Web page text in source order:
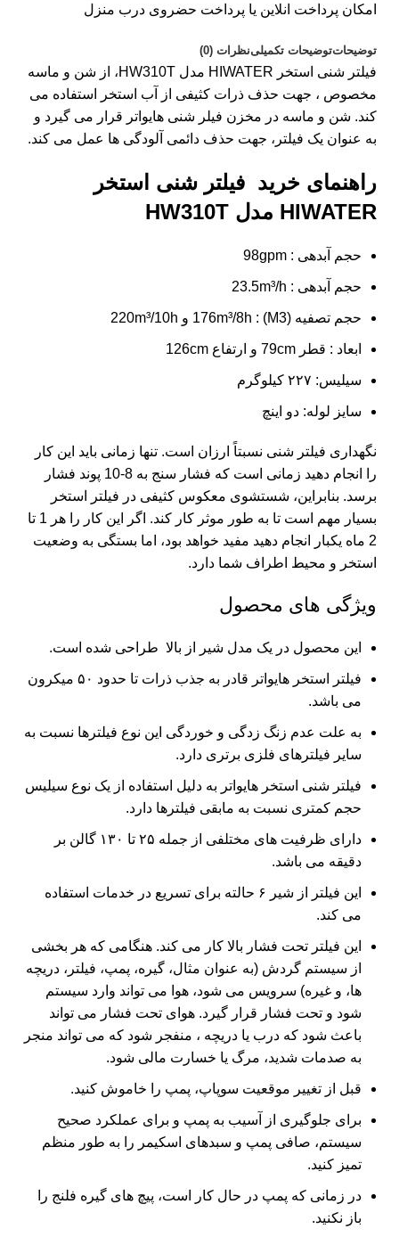
امکان پرداخت انلاین یا پرداخت حضروی درب منزل
توضیحاتتوضیحات تکمیلینظرات (0)
فیلتر شنی استخر HIWATER مدل HW310T، از شن و ماسه
مخصوص ، جهت حذف ذرات کثیفی از آب استخر استفاده می
کند. شن و ماسه در مخزن فیلر شنی هایواتر قرار می گیرد و
به عنوان یک فیلتر، جهت حذف دائمی آلودگی ها عمل می کند.
راهنمای خرید فیلتر شنی استخر
HIWATER مدل HW310T
حجم آبدهی : 98gpm
حجم آبدهی : 23.5m³/h
حجم تصفیه (M3) : 176m³/8h و 220m³/10h
ابعاد : قطر 79cm و ارتفاع 126cm
سیلیس: ۲۲۷ کیلوگرم
سایز لوله: دو اینچ
نگهداری فیلتر شنی نسبتاً ارزان است. تنها زمانی باید این کار
را انجام دهید زمانی است که فشار سنج به 8-10 پوند فشار
برسد. بنابراین، شستشوی معکوس کثیفی در فیلتر استخر
بسیار مهم است تا به طور موثر کار کند. اگر این کار را هر 1 تا
2 ماه یکبار انجام دهید مفید خواهد بود، اما بستگی به وضعیت
استخر و محیط اطراف شما دارد.
ویژگی های محصول
این محصول در یک مدل شیر از بالا طراحی شده است.
فیلتر استخر هایواتر قادر به جذب ذرات تا حدود ۵۰ میکرون
می باشد.
به علت عدم زنگ زدگی و خوردگی این نوع فیلترها نسبت به
سایر فیلترهای فلزی برتری دارد.
فیلتر شنی استخر هایواتر به دلیل استفاده از یک نوع سیلیس
حجم کمتری نسبت به مابقی فیلترها دارد.
دارای ظرفیت های مختلفی از جمله ۲۵ تا ۱۳۰ گالن بر
دقیقه می باشد.
این فیلتر از شیر ۶ حالته برای تسریع در خدمات استفاده
می کند.
این فیلتر تحت فشار بالا کار می کند. هنگامی که هر بخشی
از سیستم گردش (به عنوان مثال، گیره، پمپ، فیلتر، دریچه
ها، و غیره) سرویس می شود، هوا می تواند وارد سیستم
شود و تحت فشار قرار گیرد. هوای تحت فشار می تواند
باعث شود که درب یا دریچه ، منفجر شود که می تواند منجر
به صدمات شدید، مرگ یا خسارت مالی شود.
قبل از تغییر موقعیت سوپاپ، پمپ را خاموش کنید.
برای جلوگیری از آسیب به پمپ و برای عملکرد صحیح
سیستم، صافی پمپ و سبدهای اسکیمر را به طور منظم
تمیز کنید.
در زمانی که پمپ در حال کار است، پیچ های گیره فلنج را
باز نکنید.